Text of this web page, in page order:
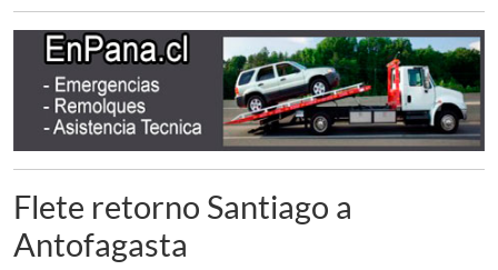
Flete retorno Santiago a
Antofagasta